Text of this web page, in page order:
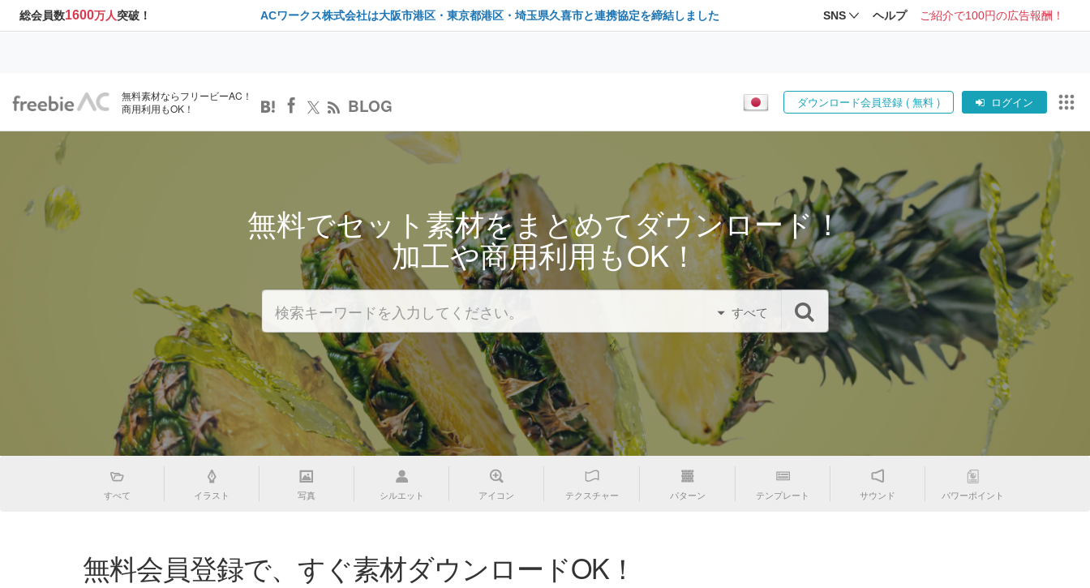
総会員数1600万人突破！ ACワークス株式会社は大阪市港区・東京都港区・埼玉県久喜市と連携協定を締結しました SNS ヘルプ ご紹介で100円の広告報酬！
無料素材ならフリービーAC！
商用利用もOK！
BLOG ダウンロード会員登録 ( 無料 ) ログイン
無料でセット素材をまとめてダウンロード！
加工や商用利用もOK！
すべて
すべて イラスト 写真 シルエット アイコン テクスチャー パターン テンプレート サウンド パワーポイント
無料会員登録で、すぐ素材ダウンロードOK！